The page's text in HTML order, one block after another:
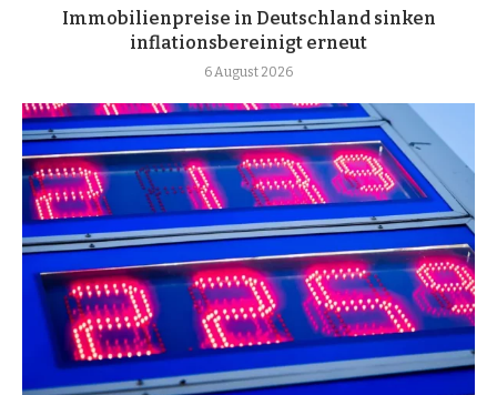
Immobilienpreise in Deutschland sinken
inflationsbereinigt erneut
6 August 2026